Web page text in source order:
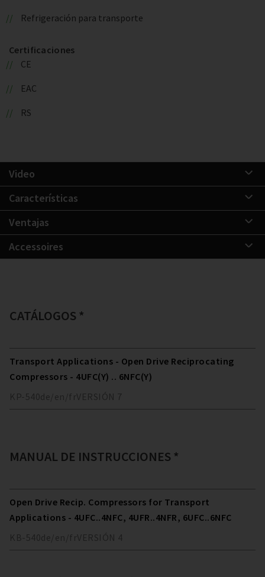
Refrigeración para transporte
Certificaciones
CE
EAC
RS
Video
Características
Ventajas
Accessoires
CATÁLOGOS *
Transport Applications - Open Drive Reciprocating
Compressors - 4UFC(Y) .. 6NFC(Y)
KP-540de/en/fr VERSIÓN 7
MANUAL DE INSTRUCCIONES *
Open Drive Recip. Compressors for Transport
Applications - 4UFC..4NFC, 4UFR..4NFR, 6UFC..6NFC
KB-540de/en/fr VERSIÓN 4